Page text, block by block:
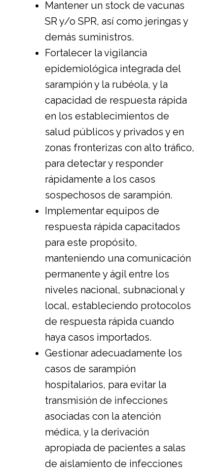
Mantener un stock de vacunas
SR y/o SPR, así como jeringas y
demás suministros.
Fortalecer la vigilancia
epidemiológica integrada del
sarampión y la rubéola, y la
capacidad de respuesta rápida
en los establecimientos de
salud públicos y privados y en
zonas fronterizas con alto tráfico,
para detectar y responder
rápidamente a los casos
sospechosos de sarampión.
Implementar equipos de
respuesta rápida capacitados
para este propósito,
manteniendo una comunicación
permanente y ágil entre los
niveles nacional, subnacional y
local, estableciendo protocolos
de respuesta rápida cuando
haya casos importados.
Gestionar adecuadamente los
casos de sarampión
hospitalarios, para evitar la
transmisión de infecciones
asociadas con la atención
médica, y la derivación
apropiada de pacientes a salas
de aislamiento de infecciones